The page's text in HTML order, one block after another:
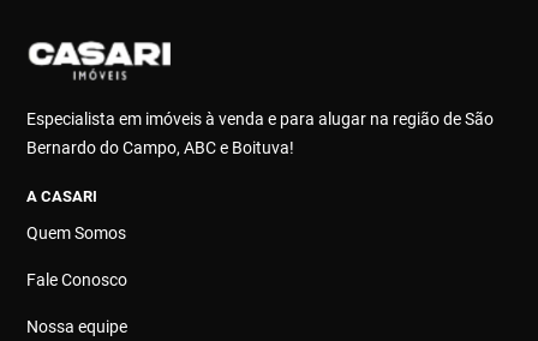
Especialista em imóveis à venda e para alugar na região de São
Bernardo do Campo, ABC e Boituva!
A CASARI
Quem Somos
Fale Conosco
Nossa equipe